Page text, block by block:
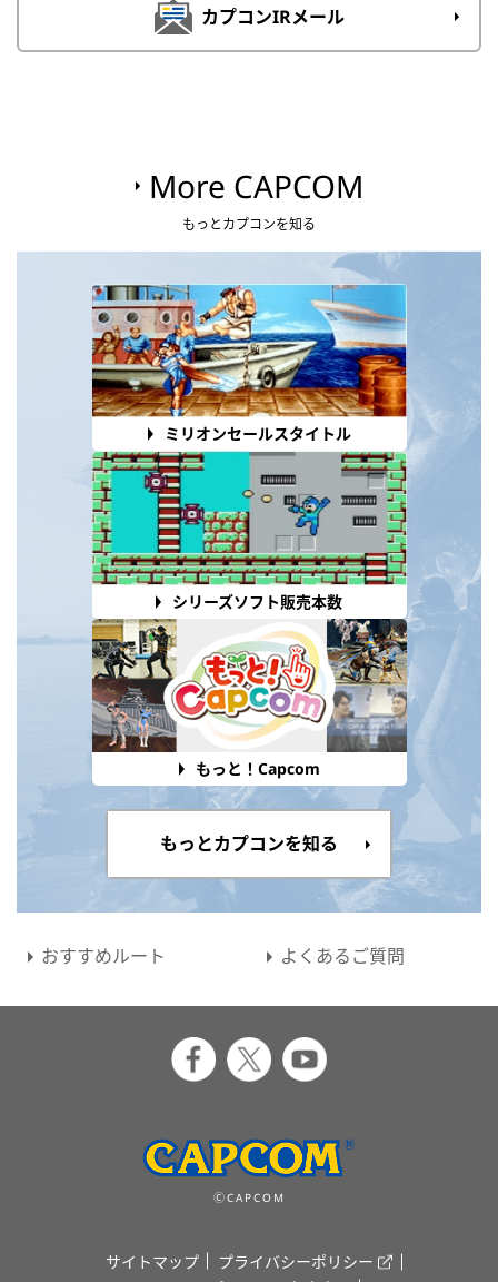
カプコンIRメール
More CAPCOM
もっとカプコンを知る
ミリオンセールスタイトル
シリーズソフト販売本数
もっと！Capcom
もっとカプコンを知る
おすすめルート よくあるご質問
ⒸCAPCOM
サイトマップ
プライバシーポリシー